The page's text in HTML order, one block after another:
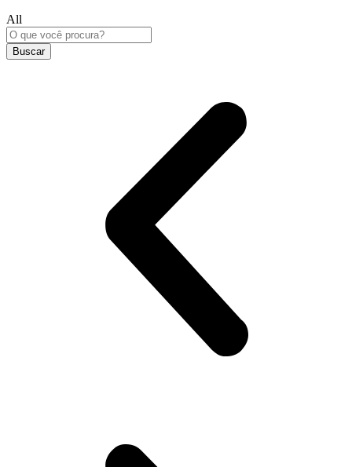
All
Buscar